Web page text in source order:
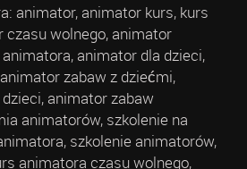
animator, animator kurs, kurs
czasu wolnego, animator
animator dla dzieci,
zabaw z dziećmi,
animator zabaw
animatorów, szkolenie na
szkolenie animatorów,
animatora czasu wolnego,